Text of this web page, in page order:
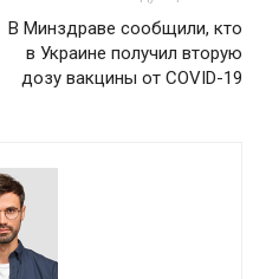
В Минздраве сообщили, кто
в Украине получил вторую
дозу вакцины от COVID-19